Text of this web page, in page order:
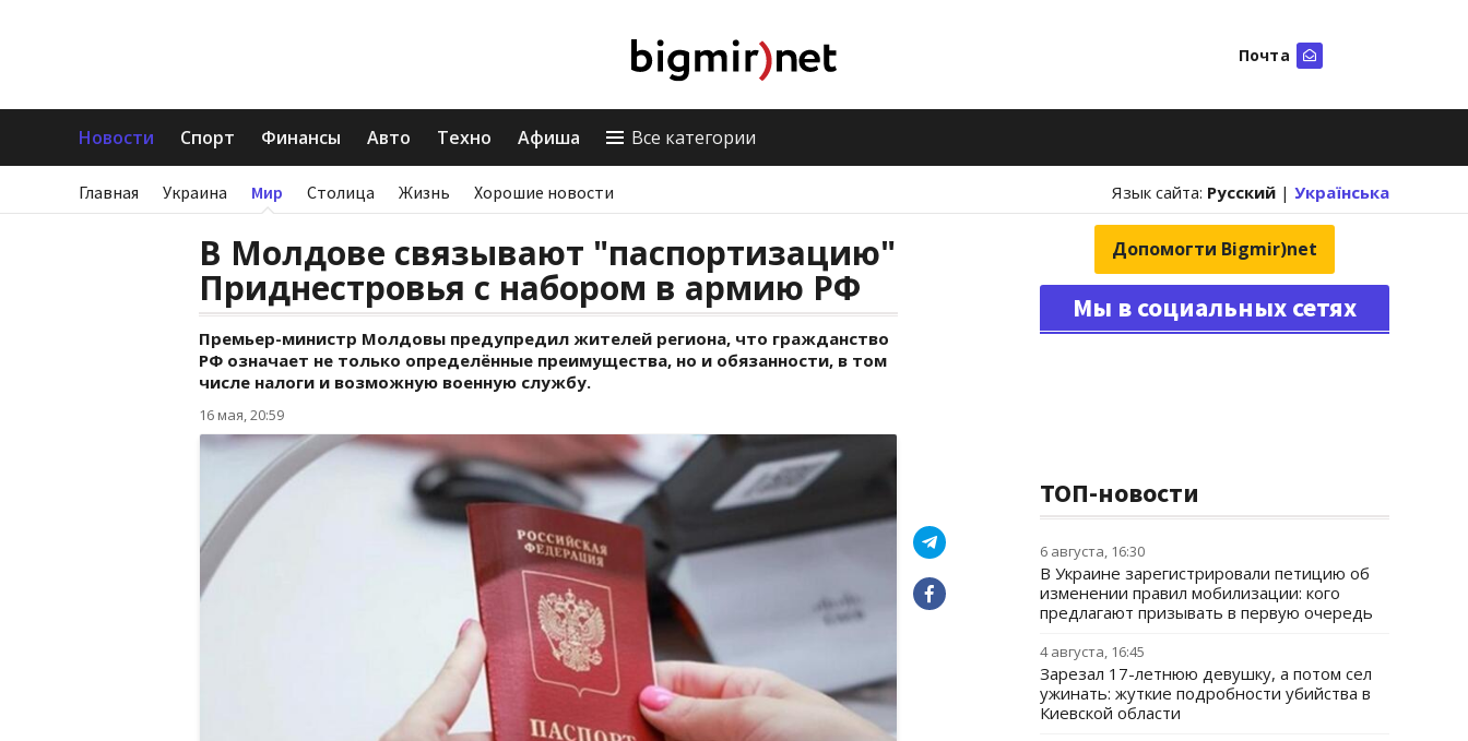
Почта
Новости Спорт Финансы Авто Техно Афиша Все категории
Главная Украина Мир Столица Жизнь Хорошие новости Язык сайта: Русский | Українська
В Молдове связывают "паспортизацию"
Приднестровья с набором в армию РФ
Премьер-министр Молдовы предупредил жителей региона, что гражданство
РФ означает не только определённые преимущества, но и обязанности, в том
числе налоги и возможную военную службу.
16 мая, 20:59
Допомогти Bigmir)net
Мы в социальных сетях
ТОП-новости
6 августа, 16:30
В Украине зарегистрировали петицию об
изменении правил мобилизации: кого
предлагают призывать в первую очередь
4 августа, 16:45
Зарезал 17-летнюю девушку, а потом сел
ужинать: жуткие подробности убийства в
Киевской области